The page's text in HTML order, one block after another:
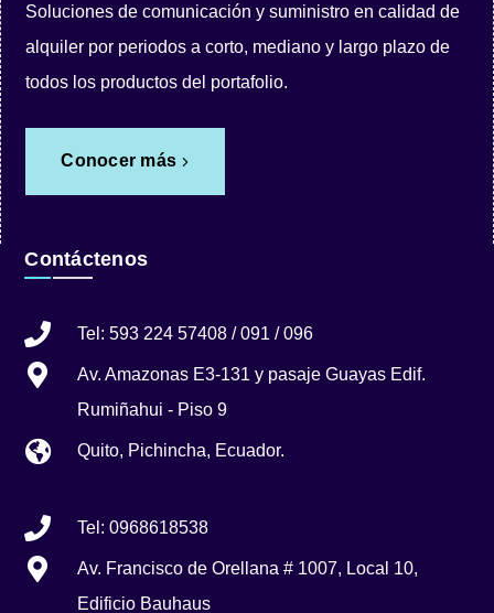
Soluciones de comunicación y suministro en calidad de
alquiler por periodos a corto, mediano y largo plazo de
todos los productos del portafolio.
Conocer más
Contáctenos
Tel: 593 224 57408 / 091 / 096
Av. Amazonas E3-131 y pasaje Guayas Edif.
Rumiñahui - Piso 9
Quito, Pichincha, Ecuador.
Tel: 0968618538
Av. Francisco de Orellana # 1007, Local 10,
Edificio Bauhaus